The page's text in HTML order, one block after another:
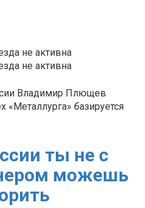
Владимир Плющев
«Металлурга» базируется
ты не с
можешь